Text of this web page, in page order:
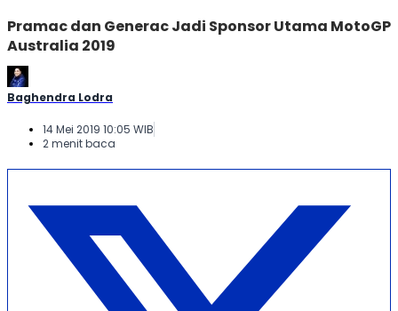
Pramac dan Generac Jadi Sponsor Utama MotoGP
Australia 2019
Baghendra Lodra
14 Mei 2019 10:05 WIB
2 menit baca